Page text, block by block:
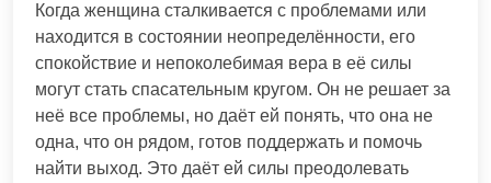
Когда женщина сталкивается с проблемами или
находится в состоянии неопределённости, его
спокойствие и непоколебимая вера в её силы
могут стать спасательным кругом. Он не решает за
неё все проблемы, но даёт ей понять, что она не
одна, что он рядом, готов поддержать и помочь
найти выход. Это даёт ей силы преодолевать